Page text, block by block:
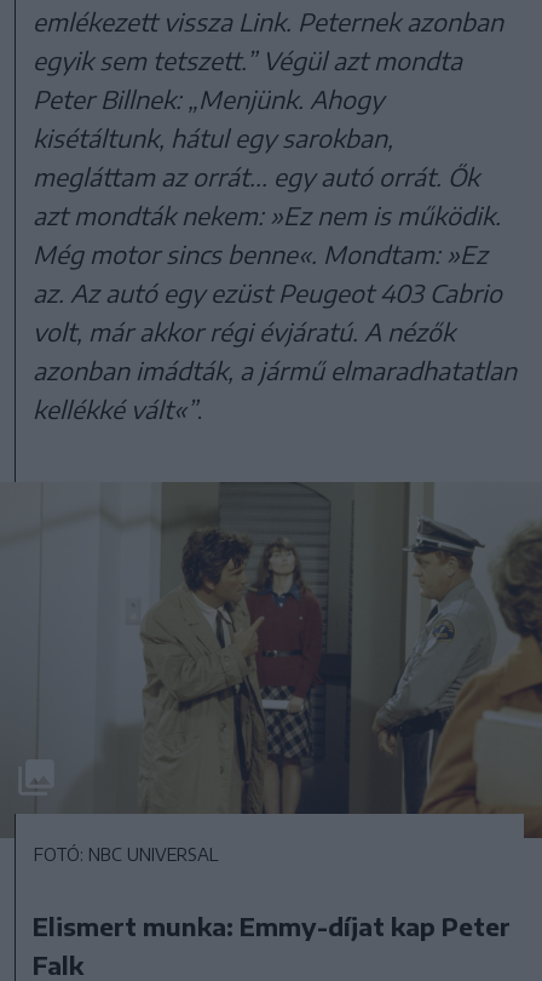
emlékezett vissza Link. Peternek azonban
egyik sem tetszett.” Végül azt mondta
Peter Billnek: „Menjünk. Ahogy
kisétáltunk, hátul egy sarokban,
megláttam az orrát... egy autó orrát. Ők
azt mondták nekem: »Ez nem is működik.
Még motor sincs benne«. Mondtam: »Ez
az. Az autó egy ezüst Peugeot 403 Cabrio
volt, már akkor régi évjáratú. A nézők
azonban imádták, a jármű elmaradhatatlan
kellékké vált«”.
FOTÓ: NBC UNIVERSAL
Elismert munka: Emmy-díjat kap Peter
Falk